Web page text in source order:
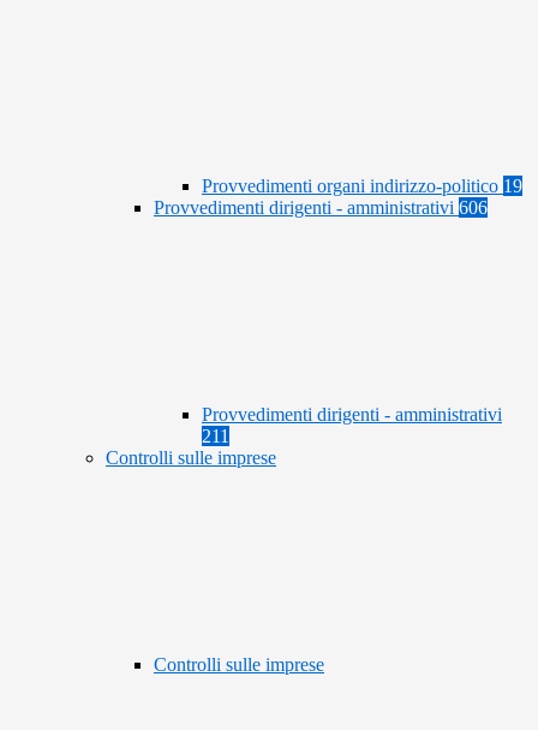
Provvedimenti organi indirizzo-politico 19
Provvedimenti dirigenti - amministrativi 606
Provvedimenti dirigenti - amministrativi
211
Controlli sulle imprese
Controlli sulle imprese